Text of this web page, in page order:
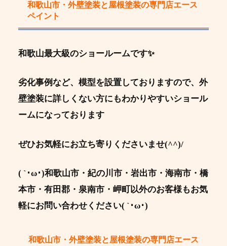
和歌山市・外壁塗装と屋根塗装の専門店エース
ペイント
和歌山最大級のショールームです✨
劣化事例など、模型を設置しておりますので、外
壁塗装に詳しくない方にもわかりやすいショール
ームになっております
ぜひお気軽にお立ち寄りくださいませ(^^)/
( `･ω･)和歌山市・紀の川市・岩出市・海南市・橋
本市・有田郡・泉南市・岬町以外のお客様もお気
軽にお問い合わせください( `･ω･)
和歌山市・外壁塗装と屋根塗装の専門店エース